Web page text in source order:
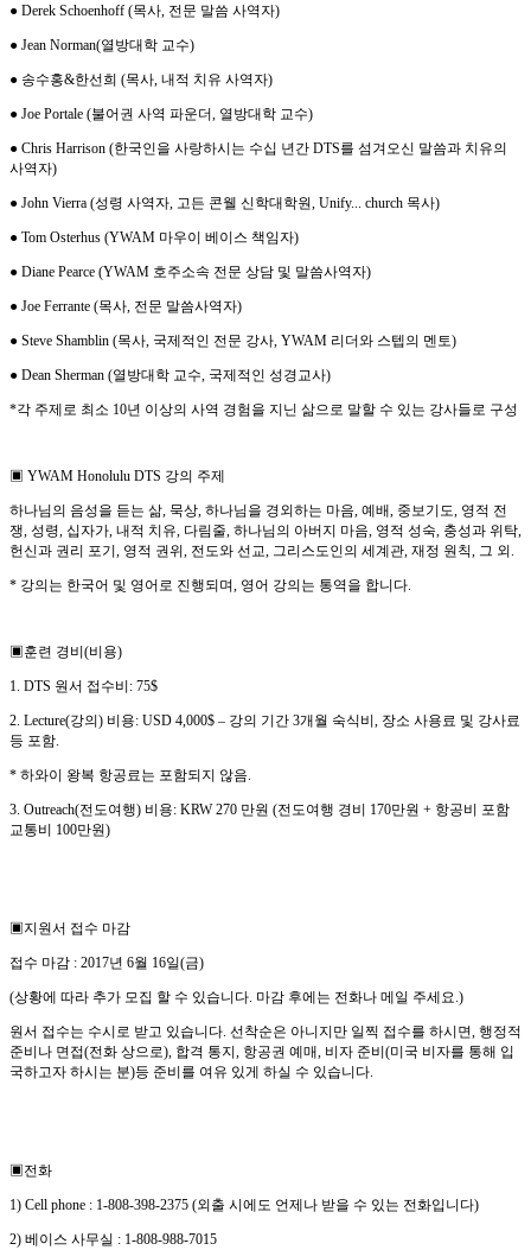
● Derek Schoenhoff (목사, 전문 말씀 사역자)
● Jean Norman(열방대학 교수)
● 송수홍&한선희 (목사, 내적 치유 사역자)
● Joe Portale (불어권 사역 파운더, 열방대학 교수)
● Chris Harrison (한국인을 사랑하시는 수십 년간 DTS를 섬겨오신 말씀과 치유의
사역자)
● John Vierra (성령 사역자, 고든 콘웰 신학대학원, Unify... church 목사)
● Tom Osterhus (YWAM 마우이 베이스 책임자)
● Diane Pearce (YWAM 호주소속 전문 상담 및 말씀사역자)
● Joe Ferrante (목사, 전문 말씀사역자)
● Steve Shamblin (목사, 국제적인 전문 강사, YWAM 리더와 스텝의 멘토)
● Dean Sherman (열방대학 교수, 국제적인 성경교사)
*각 주제로 최소 10년 이상의 사역 경험을 지닌 삶으로 말할 수 있는 강사들로 구성
▣ YWAM Honolulu DTS 강의 주제
하나님의 음성을 듣는 삶, 묵상, 하나님을 경외하는 마음, 예배, 중보기도, 영적 전
쟁, 성령, 십자가, 내적 치유, 다림줄, 하나님의 아버지 마음, 영적 성숙, 충성과 위탁,
헌신과 권리 포기 , 영적 권위 , 전도와 선교, 그리스도인의 세계관, 재정 원칙, 그 외 .
* 강의는 한국어 및 영어로 진행되며, 영어 강의는 통역을 합니다.
▣훈련 경비 (비용)
1. DTS 원서 접수비 : 75$
2. Lecture(강의 ) 비용: USD 4,000$ – 강의 기간 3개월 숙식비 , 장소 사용료 및 강사료
등 포함.
* 하와이 왕복 항공료는 포함되지 않음.
3. Outreach(전도여행) 비용: KRW 270 만원 (전도여행 경비 170만원 + 항공비 포함
교통비 100만원)
▣지원서 접수 마감
접수 마감 : 2017년 6월 16일(금)
(상황에 따라 추가 모집 할 수 있습니다. 마감 후에는 전화나 메일 주세요.)
원서 접수는 수시로 받고 있습니다. 선착순은 아니지만 일찍 접수를 하시면, 행정적
준비나 면접(전화 상으로), 합격 통지 , 항공권 예매, 비자 준비 (미국 비자를 통해 입
국하고자 하시는 분)등 준비를 여유 있게 하실 수 있습니다.
▣전화
1) Cell phone : 1-808-398-2375 (외출 시에도 언제나 받을 수 있는 전화입니다)
2) 베이스 사무실 : 1-808-988-7015